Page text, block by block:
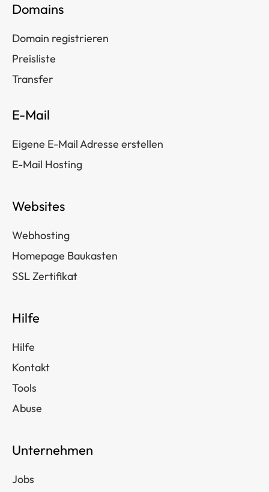
Domains
Domain registrieren
Preisliste
Transfer
E-Mail
Eigene E-Mail Adresse erstellen
E-Mail Hosting
Websites
Webhosting
Homepage Baukasten
SSL Zertifikat
Hilfe
Hilfe
Kontakt
Tools
Abuse
Unternehmen
Jobs